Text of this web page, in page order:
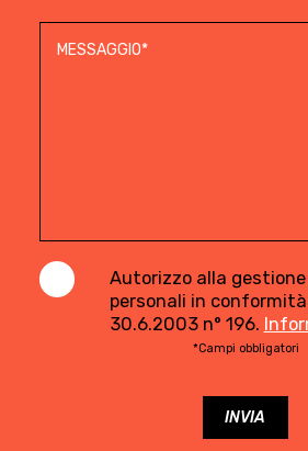
Autorizzo alla
personali in
30.6.2003 n° 196.
*Campi obbligatori